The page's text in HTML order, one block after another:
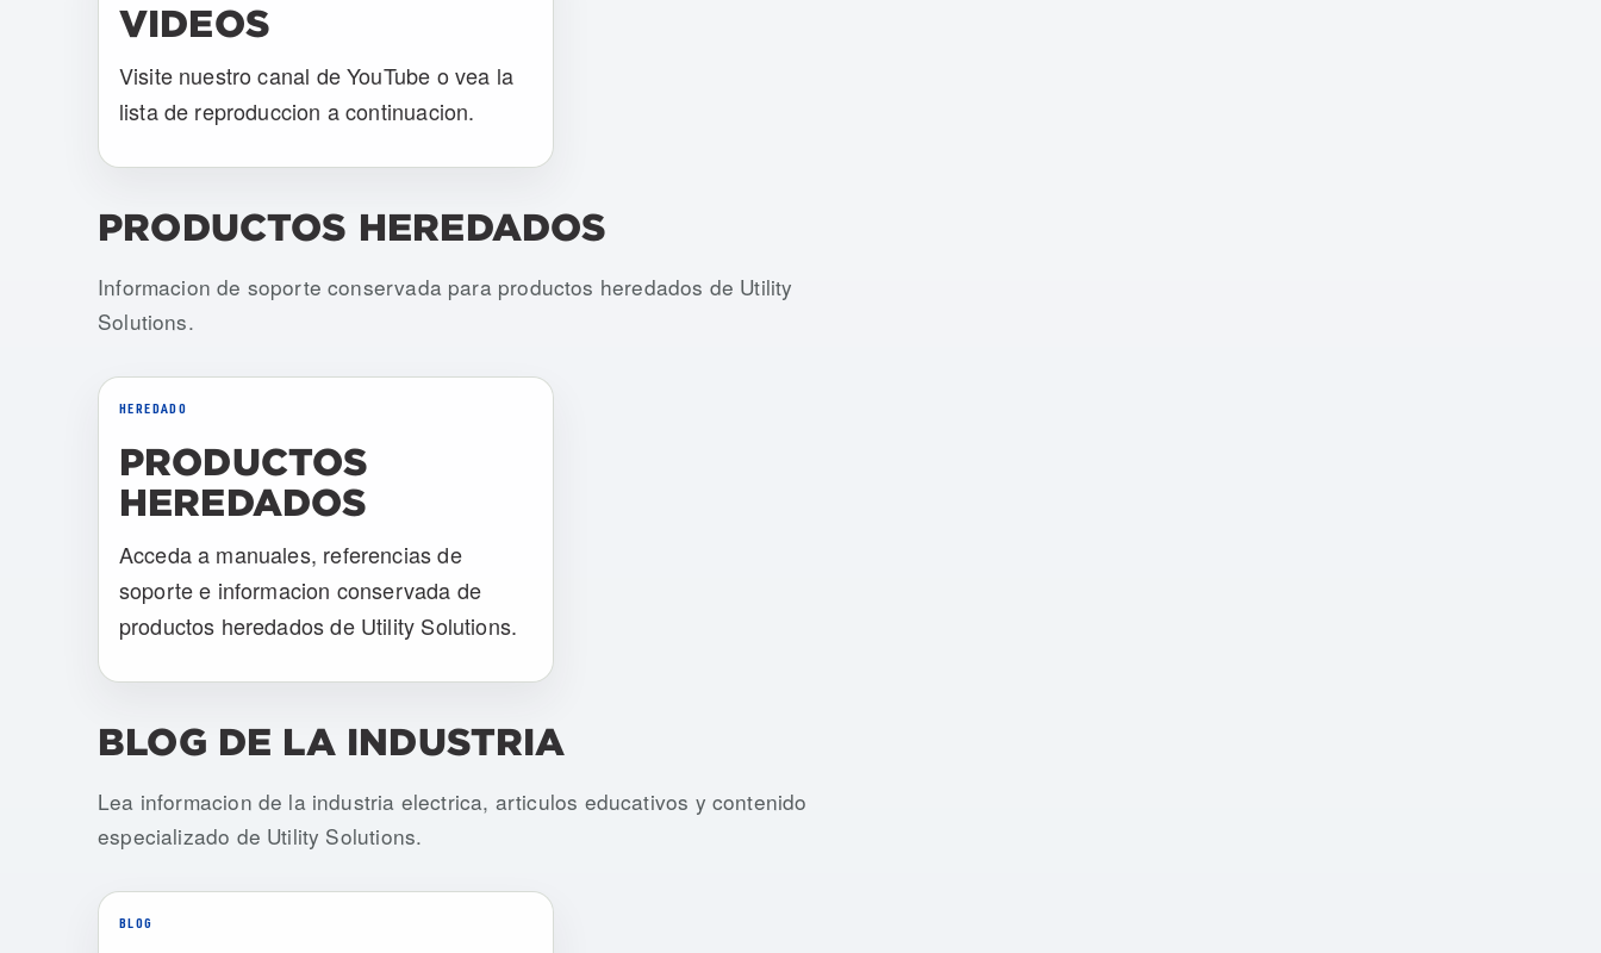
VIDEOS
Visite nuestro canal de YouTube o vea la
lista de reproduccion a continuacion.
PRODUCTOS HEREDADOS
Informacion de soporte conservada para productos heredados de Utility
Solutions.
HEREDADO
PRODUCTOS
HEREDADOS
Acceda a manuales, referencias de
soporte e informacion conservada de
productos heredados de Utility Solutions.
BLOG DE LA INDUSTRIA
Lea informacion de la industria electrica, articulos educativos y contenido
especializado de Utility Solutions.
BLOG